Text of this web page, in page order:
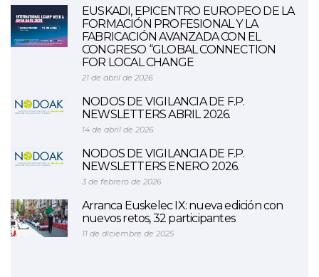
EUSKADI, EPICENTRO EUROPEO DE LA
FORMACIÓN PROFESIONAL Y LA
FABRICACIÓN AVANZADA CON EL
CONGRESO “GLOBAL CONNECTION
FOR LOCAL CHANGE
21 de abril de 2026
NODOS DE VIGILANCIA DE F.P.
NEWSLETTERS ABRIL 2026.
14 de abril de 2026
NODOS DE VIGILANCIA DE F.P.
NEWSLETTERS ENERO 2026.
3 de febrero de 2026
Arranca Euskelec IX: nueva edición con
nuevos retos, 32 participantes
11 de diciembre de 2025